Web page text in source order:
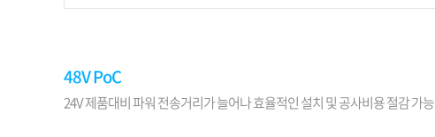
48V PoC
24V 제품대비 파워 전송거리가 늘어나 효율적인 설치 및 공사비용 절감 가능